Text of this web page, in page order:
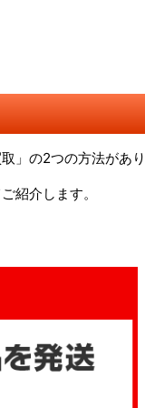
」の2つの方法があ
紹介します。